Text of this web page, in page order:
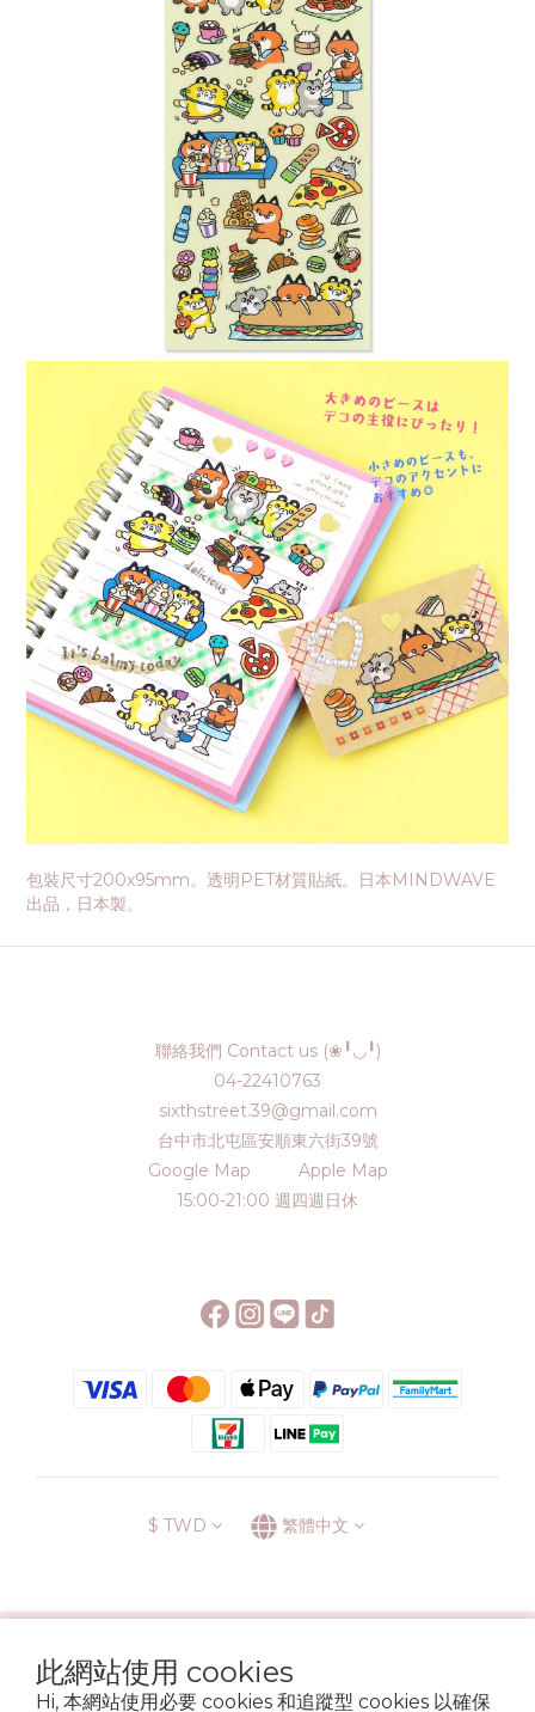
此網站使用 cookies
Hi, 本網站使用必要 cookies 和追蹤型 cookies 以確保
包裝尺寸200x95mm。透明PET材質貼紙。日本MINDWAVE
出品，日本製。
聯絡我們 Contact us (❀╹◡╹)
04-22410763
sixthstreet.39@gmail.com
台中市北屯區安順東六街39號
Google Map
Apple Map
15:00-21:00 週四週日休
$ TWD 繁體中文
運送方式
退換貨政策 條款與細則